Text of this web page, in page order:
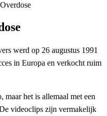
werd op 26 augustus 1991
in Europa en verkocht ruim
het is allemaal met een
videoclips zijn vermakelijk